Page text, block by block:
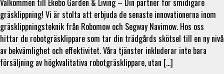
Välkommen till Ekebo Garden & Living – Din partner för smidigare
gräsklippning! Vi är stolta att erbjuda de senaste innovationerna inom
gräsklippningsteknik från Robomow och Segway Navimow. Hos oss
hittar du robotgräsklippare som tar din trädgårds skötsel till en ny nivå
av bekvämlighet och effektivitet. Våra tjänster inkluderar inte bara
försäljning av högkvalitativa robotgräsklippare, utan […]